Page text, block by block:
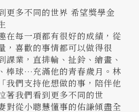
更多不同的世界 希望獎學金
在每一項都有很好的成績，從
，喜歡的事情都可以做得很
課業，直排輪、扯鈴、繪畫、
棒球…充滿他的青春歲月。林
我們支持他想做的事，陪伴他
著我們看到更多不同的世
對從小聰慧懂事的佑謙傾盡全